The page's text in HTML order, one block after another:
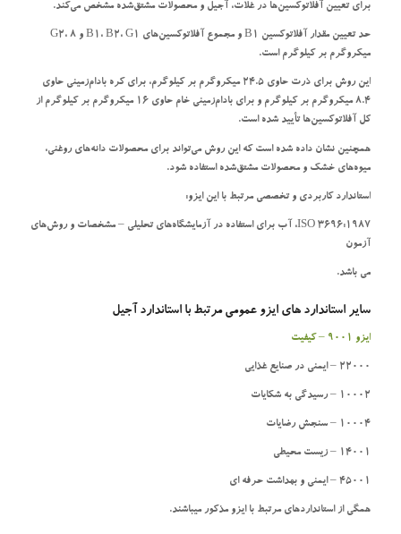
برای تعیین آفلاتوکسین‌ها در غلات، آجیل و محصولات مشتق‌شده مشخص می‌کند.
حد تعیین مقدار آفلاتوکسین B1 و مجموع آفلاتوکسین‌های B1، B2، G1 و G2، 8
میکروگرم بر کیلوگرم است.
این روش برای ذرت حاوی 24.5 میکروگرم بر کیلوگرم، برای کره بادام‌زمینی حاوی
8.4 میکروگرم بر کیلوگرم و برای بادام‌زمینی خام حاوی 16 میکروگرم بر کیلوگرم از
کل آفلاتوکسین‌ها تأیید شده است.
همچنین نشان داده شده است که این روش می‌تواند برای محصولات دانه‌های روغنی،
میوه‌های خشک و محصولات مشتق‌شده استفاده شود.
استاندارد کاربردی و تخصصی مرتبط با این ایزو:
ISO 3696:1987، آب برای استفاده در آزمایشگاه‌های تحلیلی – مشخصات و روش‌های
آزمون
می باشد.
سایر استاندارد های ایزو عمومی مرتبط با استاندارد آجیل
ایزو 9001 – کیفیت
22000 – ایمنی در صنایع غذایی
10002 – رسیدگی به شکایات
10004 – سنجش رضایات
14001 – زیست محیطی
45001 – ایمنی و بهداشت حرفه ای
همگی از استانداردهای مرتبط با ایزو مذکور میباشند.